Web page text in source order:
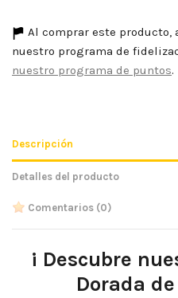
Al comprar este producto,
nuestro programa de
nuestro programa de puntos.
Descripción
Detalles del producto
Comentarios (0)
¡ Descubre
Dorada